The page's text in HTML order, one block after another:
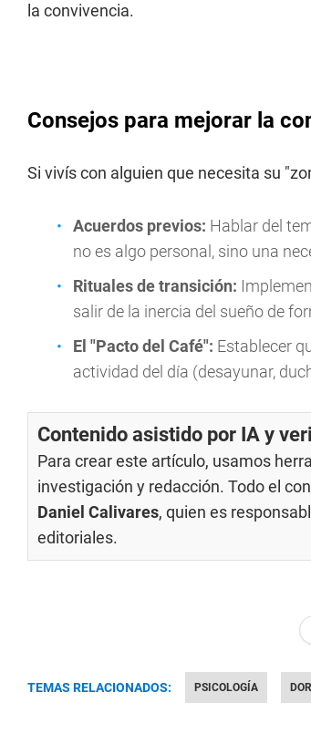
la convivencia.
Consejos para mejorar la
Si vivís con alguien que necesita su
Acuerdos previos: Hablar del
no es algo personal, sino una
Rituales de transición:
salir de la inercia del sueño de
El "Pacto del Café": Establecer
actividad del día (desayunar,
Contenido asistido por IA y
Para crear este artículo, usamos
investigación y redacción. Todo el
Daniel Calivares, quien es
editoriales.
TEMAS RELACIONADOS: PSICOLOGÍA